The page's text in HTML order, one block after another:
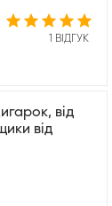
1 ВІДГУК
від
від